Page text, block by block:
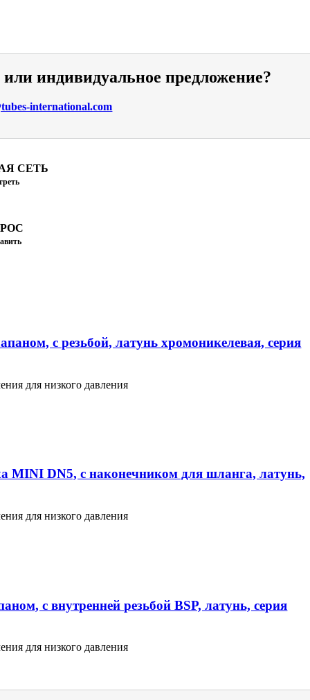
индивидуальное предложение?
international.com
СЕТЬ
с резьбой, латунь хромоникелевая, серия
для низкого давления
MINI DN5, с наконечником для шланга, латунь,
для низкого давления
с внутренней резьбой BSP, латунь, серия
для низкого давления